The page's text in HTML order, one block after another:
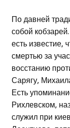
По давней
собой
есть известие,
смертью за
восстанию
Сарягу,
Есть
Рихлевском,
служил при